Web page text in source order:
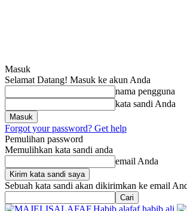
Masuk
Selamat Datang! Masuk ke akun Anda
nama pengguna
kata sandi Anda
Forgot your password? Get help
Pemulihan password
Memulihkan kata sandi anda
email Anda
Sebuah kata sandi akan dikirimkan ke email